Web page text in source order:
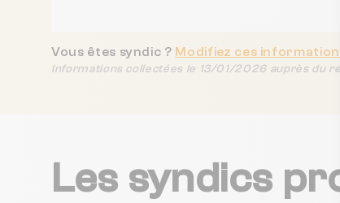
Vous êtes syndic ? Modifiez ces
Informations collectées le 13/01/2026 auprès du
Les syndics